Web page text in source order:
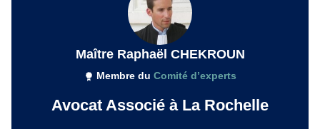
Maître Raphaël CHEKROUN
Membre du Comité d’experts
Avocat Associé à La Rochelle